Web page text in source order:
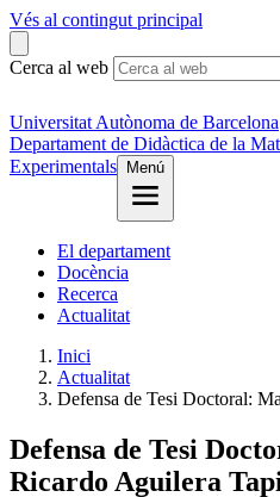
Vés al contingut principal
Cerca al web
Universitat Autònoma de Barcelona
Departament de Didàctica de la
Experimentals
Menú
El departament
Docència
Recerca
Actualitat
Inici
Actualitat
Defensa de Tesi Doctoral:
Defensa de Tesi
Ricardo Aguilera